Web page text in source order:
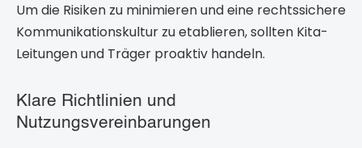
Um die Risiken zu minimieren und eine rechtssichere
Kommunikationskultur zu etablieren, sollten Kita-
Leitungen und Träger proaktiv handeln.
Klare Richtlinien und
Nutzungsvereinbarungen